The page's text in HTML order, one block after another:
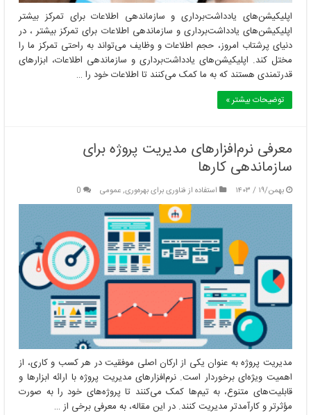
اپلیکیشن‌های یادداشت‌برداری و سازماندهی اطلاعات برای تمرکز بیشتر
اپلیکیشن‌های یادداشت‌برداری و سازماندهی اطلاعات برای تمرکز بیشتر ، در
دنیای پرشتاب امروز، حجم اطلاعات و وظایف می‌تواند به راحتی تمرکز ما را
مختل کند. اپلیکیشن‌های یادداشت‌برداری و سازماندهی اطلاعات، ابزارهای
قدرتمندی هستند که به ما کمک می‌کنند تا اطلاعات خود را …
توضیحات بیشتر »
معرفی نرم‌افزارهای مدیریت پروژه برای
سازماندهی کارها
بهمن/۱۹ / ۱۴۰۳ استفاده از فناوری برای بهره‌وری,عمومی 0
مدیریت پروژه به عنوان یکی از ارکان اصلی موفقیت در هر کسب و کاری، از
اهمیت ویژه‌ای برخوردار است. نرم‌افزارهای مدیریت پروژه با ارائه ابزارها و
قابلیت‌های متنوع، به تیم‌ها کمک می‌کنند تا پروژه‌های خود را به صورت
مؤثرتر و کارآمدتر مدیریت کنند. در این مقاله، به معرفی برخی از …